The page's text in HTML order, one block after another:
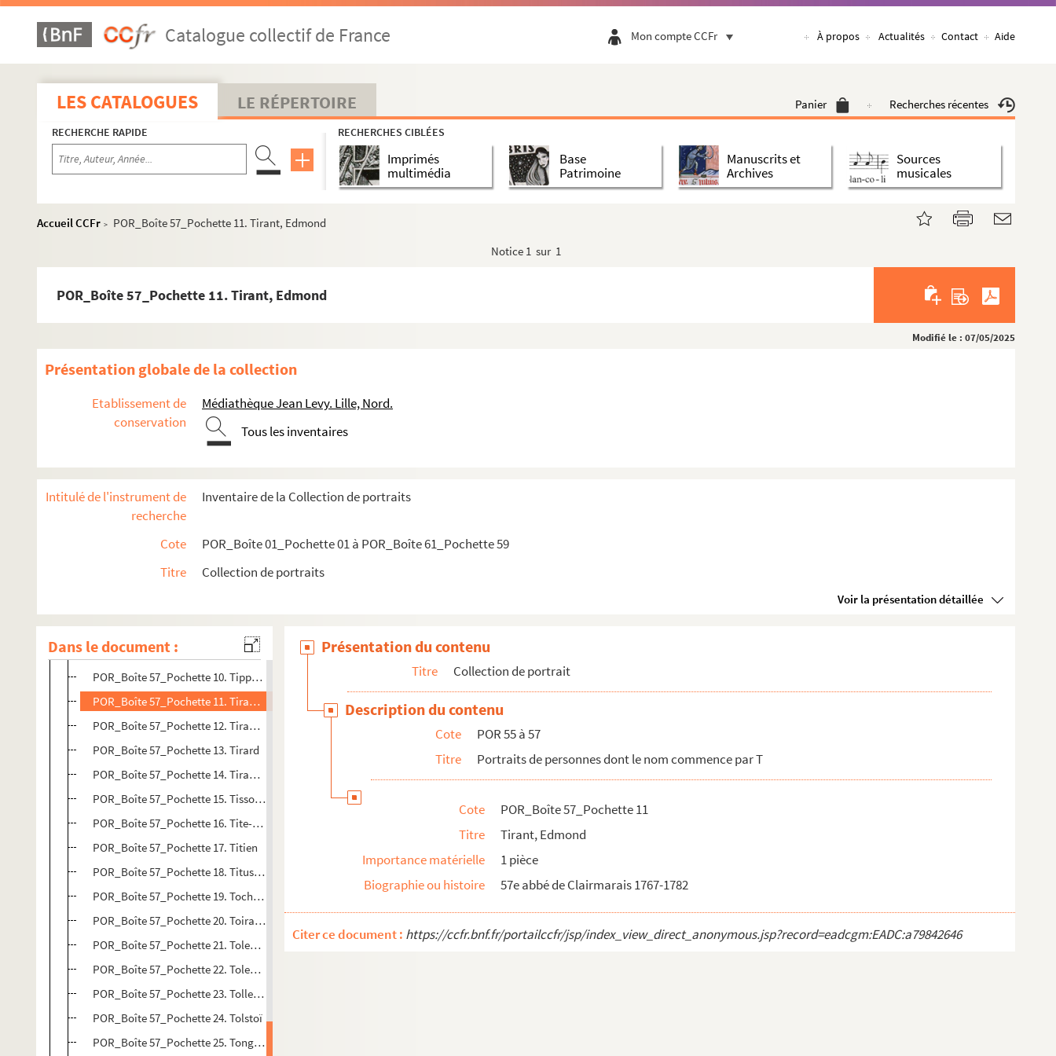
Catalogue collectif de France Mon compte CCFr À propos Actualités Contact Aide
LES CATALOGUES LE RÉPERTOIRE Panier Recherches récentes
RECHERCHE RAPIDE RECHERCHES CIBLÉES
Imprimés
multimédia
Base
Patrimoine
Manuscrits et
Archives
Sources
musicales
Accueil CCFr >
POR_Boîte 57_Pochette 11. Tirant, Edmond
Notice 1 sur 1
POR_Boîte 57_Pochette 11. Tirant, Edmond
Modifié le : 07/05/2025
Présentation globale de la collection
Etablissement de
conservation
Médiathèque Jean Levy. Lille, Nord.
Tous les inventaires
Intitulé de l'instrument de
recherche
Inventaire de la Collection de portraits
Cote
POR_Boîte 01_Pochette 01 à POR_Boîte 61_Pochette 59
Titre
Collection de portraits
Voir la présentation détaillée
Dans le document :
POR_Boîte 56_Pochette 61. Thierry IV
POR_Boîte 56_Pochette 62. Thierry, Jacques-Nicolas-Augustin
POR_Boîte 56_Pochette 63. Thierry
POR_Boîte 56_Pochette 64. Thiers, Adolphe
POR_Boîte 56_Pochette 65. Thomas, Charles-Amboise
POR_Boîte 56_Pochette 66. Thomas, Antoine-Léonard
POR_Boîte 56_Pochette 71. Thou, Nicolas de
POR_Boîte 56_Pochette 74. Thouin, André
POR_Boîte 56_Pochette 76. Thouret, Jacques-Guillaume
POR_Boîte 56_Pochette 77. Thurloe, John
POR_Boîte 57_Pochette 02. Tibére, Tiberius-Claudius Néro
POR_Boîte 57_Pochette 03. Tideman, Philippe
POR_Boîte 57_Pochette 05. Tiercelin, Charles
POR_Boîte 57_Pochette 06. Tillemans, Simon-Pierre
POR_Boîte 57_Pochette 08. Tillotson, John
POR_Boîte 57_Pochette 09. Tilly, Jean Tserclaes, comte de
POR_Boîte 57_Pochette 10. Tippoo-Saïb
POR_Boîte 57_Pochette 11. Tirant, Edmond
POR_Boîte 57_Pochette 12. Tirant, Martin
POR_Boîte 57_Pochette 13. Tirard
POR_Boîte 57_Pochette 14. Tiraqueau, André
POR_Boîte 57_Pochette 15. Tissot, Pierre-François
POR_Boîte 57_Pochette 16. Tite-Live
POR_Boîte 57_Pochette 17. Titien
POR_Boîte 57_Pochette 18. Titus, Flavius-Sablinus-Vaspasianus
POR_Boîte 57_Pochette 19. Tocht, Jacob van der
POR_Boîte 57_Pochette 20. Toiras, Jean de Saint-Bonnet, seigneur de
POR_Boîte 57_Pochette 21. Tolede, François de
POR_Boîte 57_Pochette 22. Tolede, Frédéric de
POR_Boîte 57_Pochette 23. Tollemache
POR_Boîte 57_Pochette 24. Tolstoï
POR_Boîte 57_Pochette 25. Tongerloo
Présentation du contenu
Titre Collection de portrait
Description du contenu
Cote
POR 55 à 57
Titre
Portraits de personnes dont le nom commence par T
Cote
POR_Boîte 57_Pochette 11
Titre
Tirant, Edmond
Importance matérielle
1 pièce
Biographie ou histoire
57e abbé de Clairmarais 1767-1782
Citer ce document : https://ccfr.bnf.fr/portailccfr/jsp/index_view_direct_anonymous.jsp?record=eadcgm:EADC:a79842646